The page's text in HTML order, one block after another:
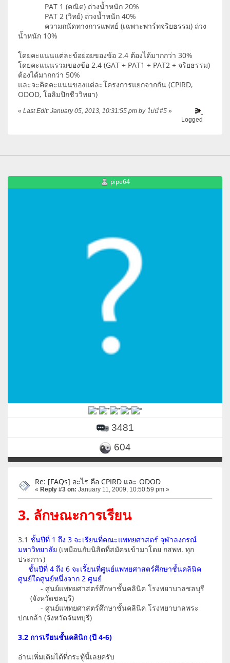
PAT 1 (คณิต) ถ่วงน้ำหนัก 20%
PAT 2 (วิทย์) ถ่วงน้ำหนัก 40%
ความถนัดทางการแพทย์ (เฉพาะพาร์ทจริยธรรม) ถ่วง
น้ำหนัก 10%
โดยคะแนนแต่ละข้อย่อยของข้อ 2.4 ต้องได้มากกว่า 30%
โดยคะแนนรวมของข้อ 2.4 (GAT + PAT1 + PAT2 + จริยธรรม)
ต้องได้มากกว่า 50%
และจะคิดคะแนนของแต่ละโครงการแยกจากกัน (CPIRD,
ODOD, โอลิมปิกชีววิทยา)
« Last Edit: January 05, 2013, 10:31:55 pm by ไปป์ #5 »
Logged
pipe64
3481
604
Re: [FAQs] อะไร คือ CPIRD และ ODOD
« Reply #3 on: January 11, 2009, 10:50:59 pm »
3. ลักษณะการเรียน
3.1 ชั้นปีที่ 1 ถึง 3 จะเรียนที่คณะแพทยศาสตร์ จุฬาลงกรณ์
มหาวิทยาลัย (เหมือนกับนิสิตที่สมัครเข้ามาโดย กสพท. ทุก
ประการ)
ชั้นปีที่ 4 ถึง 6 จะเรีัยนที่ศูนย์แพทยศาสตร์ศึกษาชั้นคลินิค
ศูนย์ใดศูนย์หนึ่งจาก 2 ศูนย์
- ศูนย์แพทยศาสตร์ศึกษาชั้นคลินิค โรงพยาบาลชลบุรี
(จังหวัดชลบุรี)
- ศูนย์แพทยศาสตร์ศึกษาชั้นคลินิค โรงพยาบาลพระ
ปกเกล้า (จังหวัดจันทบุรี)
3.2 การเรียนชั้นคลินิก (ปี 4-6)
อ่านเพิ่มเติมได้ที่กระทู้นี้เลยครับ